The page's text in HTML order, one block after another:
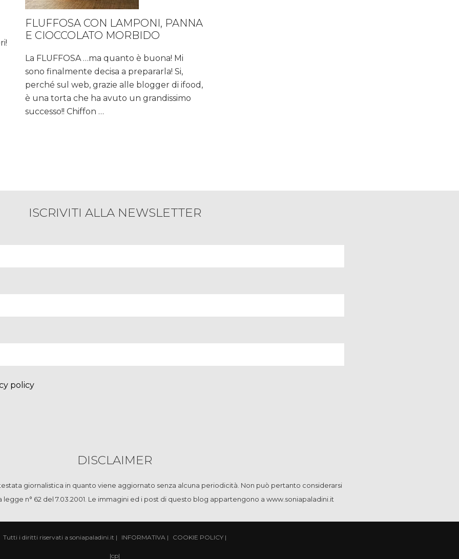
FLUFFOSA CON LAMPONI, PANNA
E CIOCCOLATO MORBIDO
La FLUFFOSA …ma quanto è buona! Mi
sono finalmente decisa a prepararla! Si,
perché sul web, grazie alle blogger di ifood,
è una torta che ha avuto un grandissimo
successo!! Chiffon …
ISCRIVITI ALLA NEWSLETTER
policy
DISCLAIMER
giornalistica in quanto viene aggiornato senza alcuna periodicità. Non può pertanto considerarsi
n° 62 del 7.03.2001. Le immagini ed i post di questo blog appartengono a www.soniapaladini.it
Tutti i diritti riservati a soniapaladini.it | INFORMATIVA | COOKIE POLICY |
|cp|